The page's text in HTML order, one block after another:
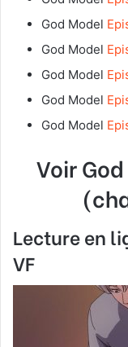
God Model
God Model
God Model
God Model
God Model
Voir
Lecture en
VF